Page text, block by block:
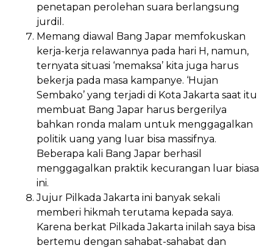
penetapan perolehan suara berlangsung
jurdil.
Memang diawal Bang Japar memfokuskan
kerja-kerja relawannya pada hari H, namun,
ternyata situasi ‘memaksa’ kita juga harus
bekerja pada masa kampanye. ‘Hujan
Sembako’ yang terjadi di Kota Jakarta saat itu
membuat Bang Japar harus bergerilya
bahkan ronda malam untuk menggagalkan
politik uang yang luar bisa massifnya.
Beberapa kali Bang Japar berhasil
menggagalkan praktik kecurangan luar biasa
ini.
Jujur Pilkada Jakarta ini banyak sekali
memberi hikmah terutama kepada saya.
Karena berkat Pilkada Jakarta inilah saya bisa
bertemu dengan sahabat-sahabat dan